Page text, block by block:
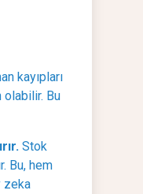
kayıpları
olabilir. Bu
Stok
Bu, hem
zeka